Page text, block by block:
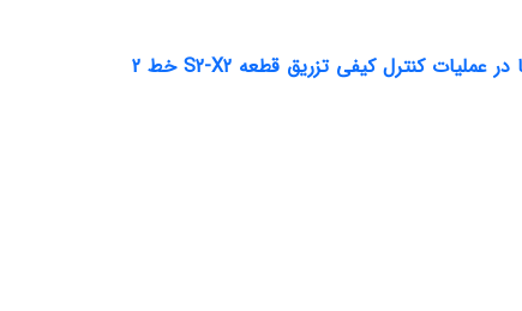
تحلیل کیفیت تزریق با استفاده از منحنی‌های P-Q (فشار- دبی) و شکل مغزه‌ها در عملیات کنترل کیفی تزریق قطعه S2-X2 خط 2